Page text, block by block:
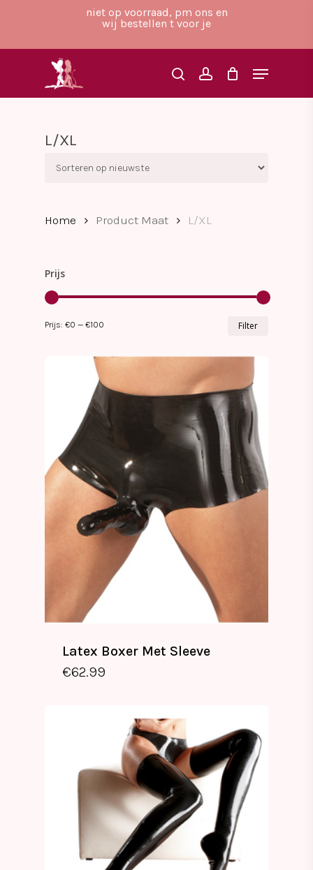
content
niet op voorraad, pm ons en
wij bestellen t voor je
searchaccount
Menu
L/XL
Home Product Maat L/XL
Prijs
Filter
Prijs: €0 — €100
Latex Boxer Met Sleeve
€62.99